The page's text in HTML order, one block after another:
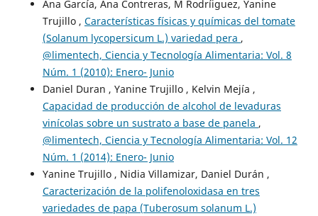
Ana García, Ana Contreras, M Rodríiguez, Yanine
Trujillo , Características físicas y químicas del tomate
(Solanum lycopersicum L.) variedad pera ,
@limentech, Ciencia y Tecnología Alimentaria: Vol. 8
Núm. 1 (2010): Enero- Junio
Daniel Duran , Yanine Trujillo , Kelvin Mejía ,
Capacidad de producción de alcohol de levaduras
vinícolas sobre un sustrato a base de panela ,
@limentech, Ciencia y Tecnología Alimentaria: Vol. 12
Núm. 1 (2014): Enero- Junio
Yanine Trujillo , Nidia Villamizar, Daniel Durán ,
Caracterización de la polifenoloxidasa en tres
variedades de papa (Tuberosum solanum L.)